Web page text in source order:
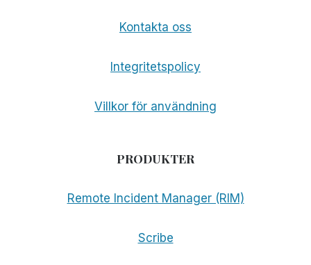
Kontakta oss
Integritetspolicy
Villkor för användning
PRODUKTER
Remote Incident Manager (RIM)
Scribe